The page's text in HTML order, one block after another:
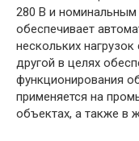
280 В и
обеспечивает
нескольких
другой в целях
функционирования
применяется на
объектах, а также в